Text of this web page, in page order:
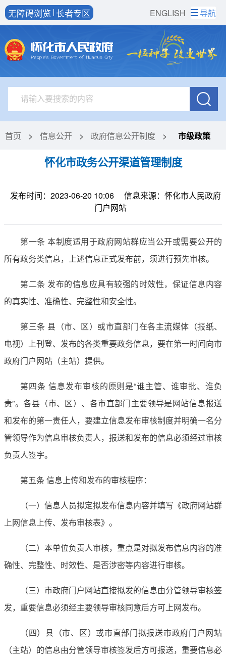
ENGLISH
无障碍浏览 长者专区 导航
首页 > 信息公开 > 政府信息公开制度 > 市级政策
怀化市政务公开渠道管理制度
发布时间：2023-06-20 10:06
信息来源：怀化市人民政府
门户网站
第一条 本制度适用于政府网站群应当公开或需要公开的
所有政务类信息，上述信息正式发布前，须进行预先审核。
第二条 发布的信息应具有较强的时效性，保证信息内容
的真实性、准确性、完整性和安全性。
第三条 县（市、区）或市直部门在各主流媒体（报纸、
电视）上刊登、发布的各类重要政务信息，要在第一时间向市
政府门户网站（主站）提供。
第四条 信息发布审核的原则是“谁主管、谁审批、谁负
责”。各县（市、区）、各市直部门主要领导是网站信息报送
和发布的第一责任人，要建立信息发布审核制度并明确一名分
管领导作为信息审核负责人，报送和发布的信息必须经过审核
负责人签字。
第五条 信息上传和发布的审核程序：
（一）信息人员拟定拟发布信息内容并填写《政府网站群
上网信息上传、发布审核表》。
（二）本单位负责人审核，重点是对拟发布信息内容的准
确性、完整性、时效性、是否涉密等内容进行审核。
（三）市政府门户网站直接拟发的信息由分管领导审核签
发，重要信息必须经主要领导审核同意后方可上网发布。
（四）县（市、区）或市直部门拟报送市政府门户网站
（主站）的信息由分管领导审核签发后方可报送，重要信息必